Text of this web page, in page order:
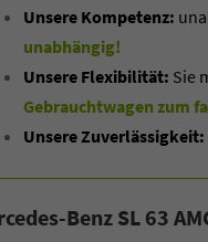
Unsere Kompetenz:
unabhängig!
Unsere Flexibilität: Sie
Gebrauchtwagen zum
Unsere Zuverlässigkeit:
Benz SL 63